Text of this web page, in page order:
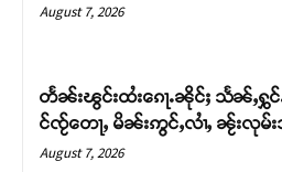
August 7, 2026
တႅၼ်းၽွင်းထႆးၵေႃႉၼိုင်ႈ သႅၼ်ႇႁွင်
င်ၸႂ်တေႃႇ မိၼ်းဢွင်ႇလၢႆႇ ၼႂ်းလုမ်း
August 7, 2026